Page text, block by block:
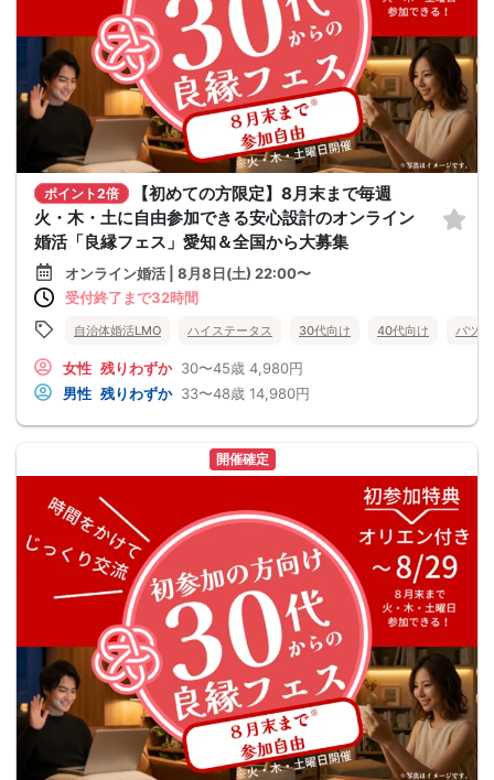
ポイント2倍
【初めての方限定】8月末まで毎週
火・木・土に自由参加できる安心設計のオンライン
婚活「良縁フェス」愛知＆全国から大募集
オンライン婚活 | 8月8日(土) 22:00〜
受付終了まで32時間
自治体婚活LMO ハイステータス 30代向け 40代向け バツ
女性 残りわずか 30〜45歳 4,980円
男性 残りわずか 33〜48歳 14,980円
開催確定